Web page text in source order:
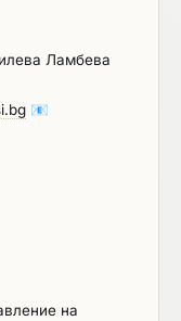
Ламбева
📧
на